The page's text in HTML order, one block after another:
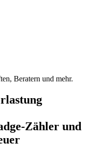
Beratern und mehr.
Zähler und